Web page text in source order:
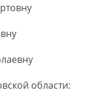
области: